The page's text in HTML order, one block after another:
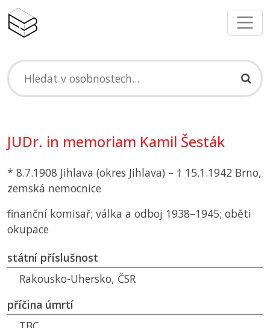
JUDr. in memoriam Kamil Šesták
* 8.7.1908 Jihlava (okres Jihlava) – † 15.1.1942 Brno,
zemská nemocnice
finanční komisař; válka a odboj 1938–1945; oběti
okupace
státní příslušnost
Rakousko-Uhersko, ČSR
příčina úmrtí